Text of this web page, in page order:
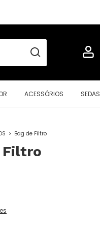
ACESSÓRIOS SEDAS
> Bag de Filtro
Filtro